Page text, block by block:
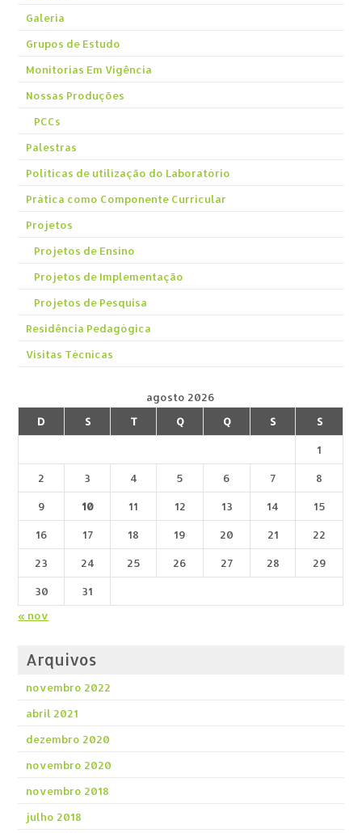
Galeria
Grupos de Estudo
Monitorias Em Vigência
Nossas Produções
PCCs
Palestras
Políticas de utilização do Laboratório
Prática como Componente Curricular
Projetos
Projetos de Ensino
Projetos de Implementação
Projetos de Pesquisa
Residência Pedagógica
Visitas Técnicas
agosto 2026
D
S T Q Q S S
1
2 3 4 5 6 7 8
9 10 11 12 13 14 15
16 17 18 19 20 21 22
23 24 25 26 27 28 29
30
31
« nov
Arquivos
novembro 2022
abril 2021
dezembro 2020
novembro 2020
novembro 2018
julho 2018